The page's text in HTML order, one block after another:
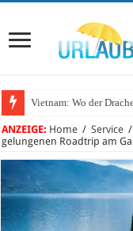
Vietnam: Wo der
Wo lohnt sich Urlaub
ANZEIGE: Home / Service /
gelungenen Roadtrip am